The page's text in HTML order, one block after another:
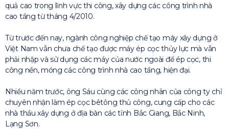
quả cao trong lĩnh vực thi công, xây dựng các công trình nhà
cao tầng từ tháng 4/2010.
Từ trước đến nay, ngành công nghiệp chế tạo máy xây dựng ở
Việt Nam vẫn chưa chế tạo được máy ép cọc thủy lực mà vẫn
phải nhập và sử dụng các máy của nước ngoài để ép cọc, thi
công nền, móng các công trình nhà cao tầng, hiện đại.
Nhiều năm trước, ông Sáu cùng các công nhân của công ty chỉ
chuyên nhận làm ép cọc bêtông thủ công, cung cấp cho các
nhà thầu xây dựng ở địa bàn các tỉnh Bắc Giang, Bắc Ninh,
Lạng Sơn.